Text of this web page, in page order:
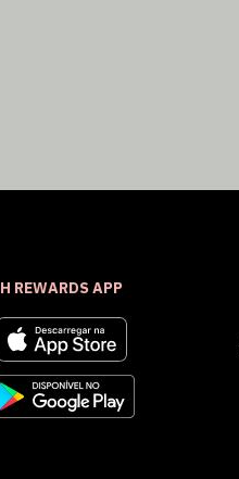
H REWARDS APP